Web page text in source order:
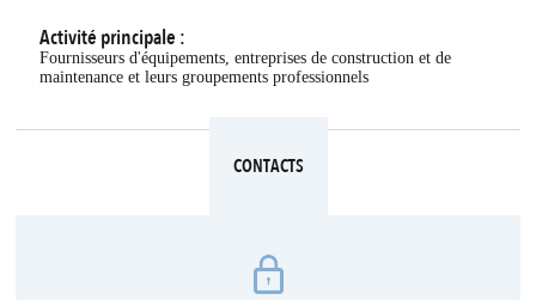
Activité principale :
Fournisseurs d'équipements, entreprises de construction et de
maintenance et leurs groupements professionnels
CONTACTS